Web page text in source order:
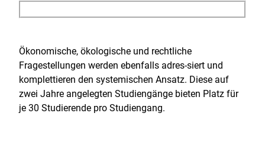
Ökonomische, ökologische und rechtliche
Fragestellungen werden ebenfalls adres-siert und
komplettieren den systemischen Ansatz. Diese auf
zwei Jahre angelegten Studiengänge bieten Platz für
je 30 Studierende pro Studiengang.